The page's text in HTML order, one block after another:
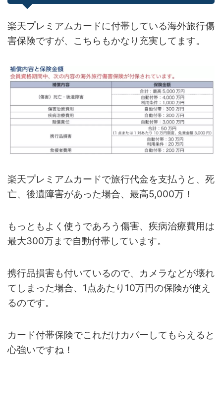
楽天プレミアムカードに付帯している海外旅行傷
害保険ですが、こちらもかなり充実してます。
楽天プレミアムカードで旅行代金を支払うと、死
亡、後遺障害があった場合、最高5,000万！
もっともよく使うであろう傷害、疾病治療費用は
最大300万まで自動付帯しています。
携行品損害も付いているので、カメラなどが壊れ
てしまった場合、1点あたり10万円の保険が使え
るのです。
カード付帯保険でこれだけカバーしてもらえると
心強いですね！